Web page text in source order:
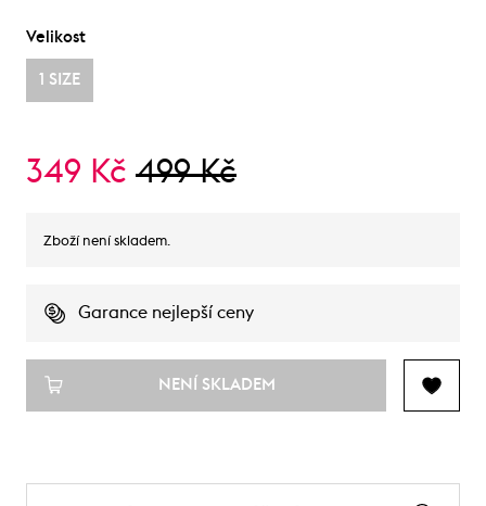
Velikost
1 SIZE
349 Kč 499 Kč
Zboží není skladem.
Garance nejlepší ceny
NENÍ SKLADEM